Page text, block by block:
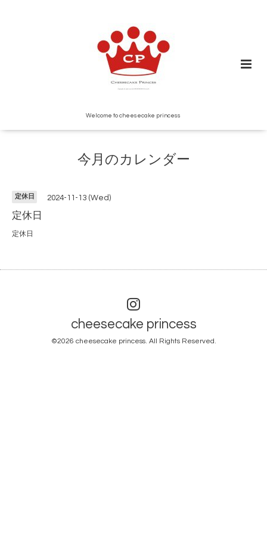
Welcome to cheesecake princess
今月のカレンダー
定休日 2024-11-13 (Wed)
定休日
定休日
cheesecake princess
©2026 cheesecake princess. All Rights Reserved.